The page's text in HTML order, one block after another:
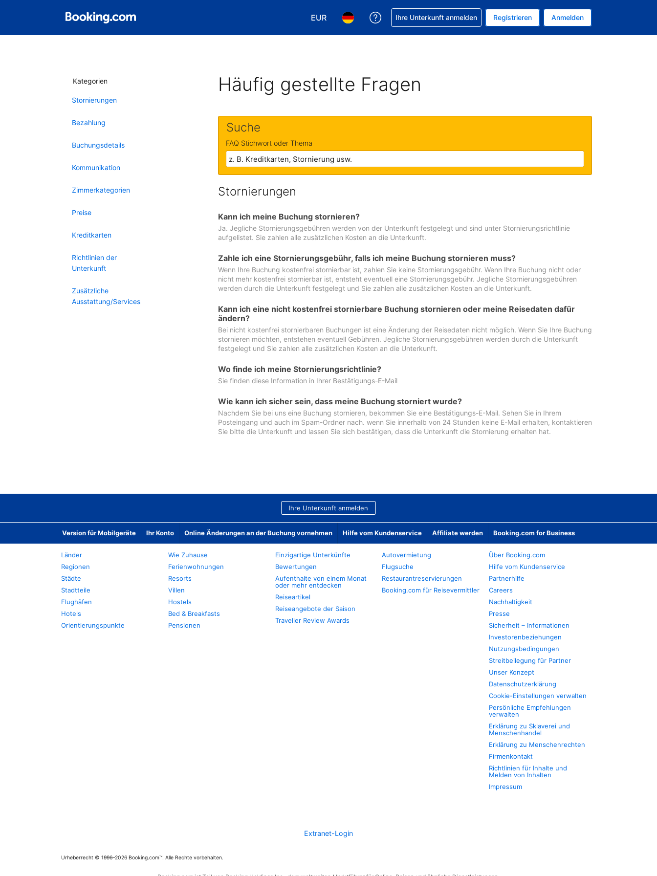
EUR
Wählen Sie Ihre Währung. Ihre aktuelle Währung ist EUR
Wählen Sie Ihre Sprache. Ihre aktuelle Sprache ist Deutsch
Hilfe bei Ihrer Buchung erhalten
Ihre Unterkunft anmelden Registrieren Anmelden
Kategorien
Stornierungen
Bezahlung
Buchungsdetails
Kommunikation
Zimmerkategorien
Preise
Kreditkarten
Richtlinien der
Unterkunft
Zusätzliche
Ausstattung/Services
Häufig gestellte Fragen
Suche
FAQ Stichwort oder Thema
Stornierungen
Kann ich meine Buchung stornieren?
Ja. Jegliche Stornierungsgebühren werden von der Unterkunft festgelegt und sind unter Stornierungsrichtlinie
aufgelistet. Sie zahlen alle zusätzlichen Kosten an die Unterkunft.
Zahle ich eine Stornierungsgebühr, falls ich meine Buchung stornieren muss?
Wenn Ihre Buchung kostenfrei stornierbar ist, zahlen Sie keine Stornierungsgebühr. Wenn Ihre Buchung nicht oder
nicht mehr kostenfrei stornierbar ist, entsteht eventuell eine Stornierungsgebühr. Jegliche Stornierungsgebühren
werden durch die Unterkunft festgelegt und Sie zahlen alle zusätzlichen Kosten an die Unterkunft.
Kann ich eine nicht kostenfrei stornierbare Buchung stornieren oder meine Reisedaten dafür
ändern?
Bei nicht kostenfrei stornierbaren Buchungen ist eine Änderung der Reisedaten nicht möglich. Wenn Sie Ihre Buchung
stornieren möchten, entstehen eventuell Gebühren. Jegliche Stornierungsgebühren werden durch die Unterkunft
festgelegt und Sie zahlen alle zusätzlichen Kosten an die Unterkunft.
Wo finde ich meine Stornierungsrichtlinie?
Sie finden diese Information in Ihrer Bestätigungs-E-Mail
Wie kann ich sicher sein, dass meine Buchung storniert wurde?
Nachdem Sie bei uns eine Buchung stornieren, bekommen Sie eine Bestätigungs-E-Mail. Sehen Sie in Ihrem
Posteingang und auch im Spam-Ordner nach. wenn Sie innerhalb von 24 Stunden keine E-Mail erhalten, kontaktieren
Sie bitte die Unterkunft und lassen Sie sich bestätigen, dass die Unterkunft die Stornierung erhalten hat.
Ihre Unterkunft anmelden
Version für Mobilgeräte Ihr Konto Online Änderungen an der Buchung vornehmen Hilfe vom Kundenservice Affiliate werden Booking.com for Business
Länder
Regionen
Städte
Stadtteile
Flughäfen
Hotels
Orientierungspunkte
Wie Zuhause
Ferienwohnungen
Resorts
Villen
Hostels
Bed & Breakfasts
Pensionen
Einzigartige Unterkünfte
Bewertungen
Aufenthalte von einem Monat
oder mehr entdecken
Reiseartikel
Reiseangebote der Saison
Traveller Review Awards
Autovermietung
Flugsuche
Restaurantreservierungen
Booking.com für Reisevermittler
Über Booking.com
Hilfe vom Kundenservice
Partnerhilfe
Careers
Nachhaltigkeit
Presse
Sicherheit – Informationen
Investorenbeziehungen
Nutzungsbedingungen
Streitbeilegung für Partner
Unser Konzept
Datenschutzerklärung
Cookie-Einstellungen verwalten
Persönliche Empfehlungen
verwalten
Erklärung zu Sklaverei und
Menschenhandel
Erklärung zu Menschenrechten
Firmenkontakt
Richtlinien für Inhalte und
Melden von Inhalten
Impressum
Extranet-Login
Urheberrecht © 1996–2026 Booking.com™. Alle Rechte vorbehalten.